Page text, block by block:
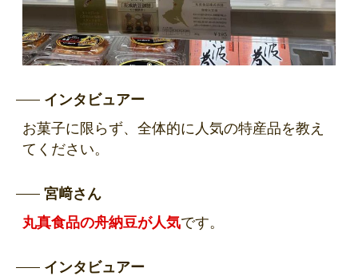
インタビュアー
お菓子に限らず、全体的に人気の特産品を教え
てください。
宮﨑さん
丸真食品の舟納豆が人気です。
インタビュアー